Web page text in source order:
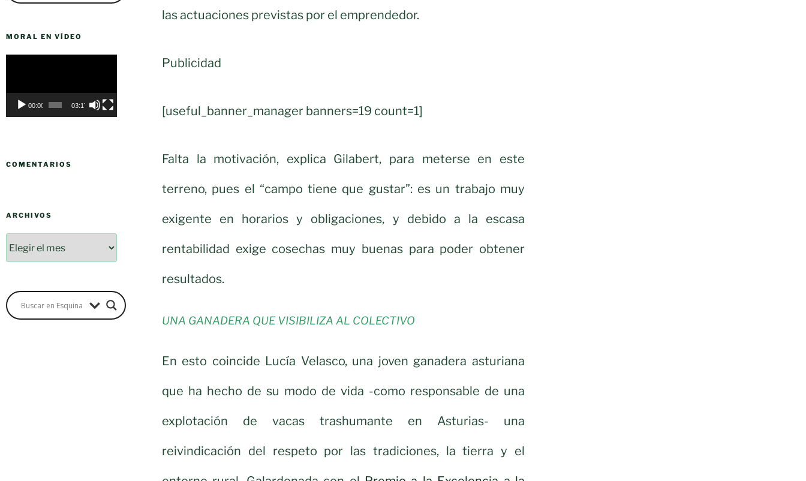
MORAL EN VÍDEO
00:00 03:17
COMENTARIOS
ARCHIVOS
las actuaciones previstas por el emprendedor.
Publicidad
[useful_banner_manager banners=19 count=1]
Falta la motivación, explica Gilabert, para meterse en este
terreno, pues el “campo tiene que gustar”: es un trabajo muy
exigente en horarios y obligaciones, y debido a la escasa
rentabilidad exige cosechas muy buenas para poder obtener
resultados.
UNA GANADERA QUE VISIBILIZA AL COLECTIVO
En esto coincide Lucía Velasco, una joven ganadera asturiana
que ha hecho de su modo de vida -como responsable de una
explotación de vacas trashumante en Asturias- una
reivindicación del respeto por las tradiciones, la tierra y el